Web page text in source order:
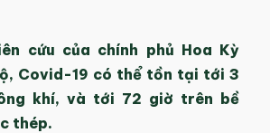
cứu của chính phủ Hoa Kỳ
Covid-19 có thể tồn tại tới 3
khí, và tới 72 giờ trên bề
thép.